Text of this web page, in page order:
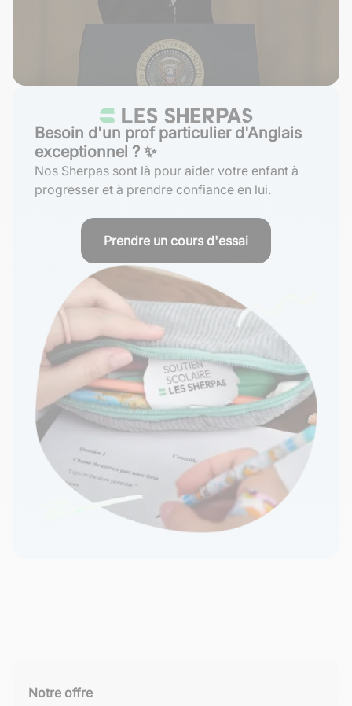
Besoin d'un prof particulier d'Anglais
exceptionnel ? ✨
Nos Sherpas sont là pour aider votre enfant à
progresser et à prendre confiance en lui.
Prendre un cours d'essai
Notre offre